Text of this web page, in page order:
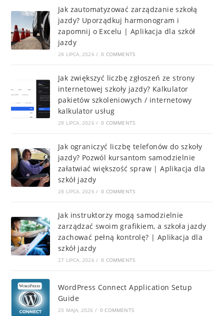
Jak zautomatyzować zarządzanie szkołą
jazdy? Uporządkuj harmonogram i
zapomnij o Excelu | Aplikacja dla szkół
jazdy
28 LIPCA, 2026 / 0 COMMENTS
Jak zwiększyć liczbę zgłoszeń ze strony
internetowej szkoły jazdy? Kalkulator
pakietów szkoleniowych / internetowy
kalkulator usług
28 LIPCA, 2026 / 0 COMMENTS
Jak ograniczyć liczbę telefonów do szkoły
jazdy? Pozwól kursantom samodzielnie
załatwiać większość spraw | Aplikacja dla
szkół jazdy
28 LIPCA, 2026 / 0 COMMENTS
Jak instruktorzy mogą samodzielnie
zarządzać swoim grafikiem, a szkoła jazdy
zachować pełną kontrolę? | Aplikacja dla
szkół jazdy
27 LIPCA, 2026 / 0 COMMENTS
WordPress Connect Application Setup
Guide
20 MAJA, 2026 / 0 COMMENTS